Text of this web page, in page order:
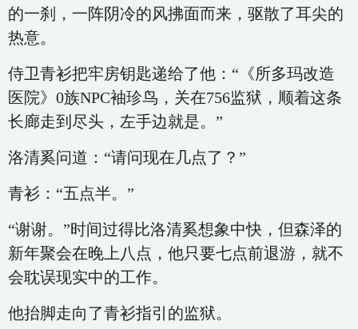
的一刹，一阵阴冷的风拂面而来，驱散了耳尖的
热意。
侍卫青衫把牢房钥匙递给了他：“《所多玛改造
医院》0族NPC袖珍鸟，关在756监狱，顺着这条
长廊走到尽头，左手边就是。”
洛清奚问道：“请问现在几点了？”
青衫：“五点半。”
“谢谢。”时间过得比洛清奚想象中快，但森泽的
新年聚会在晚上八点，他只要七点前退游，就不
会耽误现实中的工作。
他抬脚走向了青衫指引的监狱。